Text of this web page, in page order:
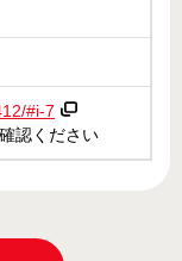
#i-7
認ください